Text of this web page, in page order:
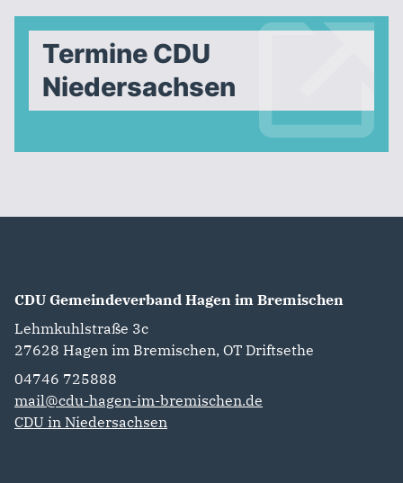
Termine CDU
Niedersachsen
CDU Gemeindeverband Hagen im Bremischen
Lehmkuhlstraße 3c
27628 Hagen im Bremischen, OT Driftsethe
04746 725888‬
mail@cdu-hagen-im-bremischen.de
CDU in Niedersachsen